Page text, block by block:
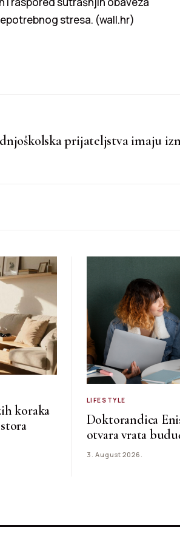
stresa. (wall.hr)
prijateljstva imaju
koraka
LIFESTYLE
Doktorandica
otvara vrata
3. August 2026.